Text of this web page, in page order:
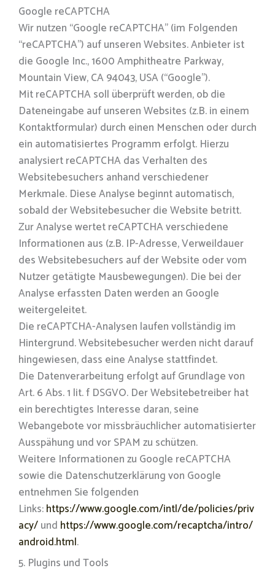
Google reCAPTCHA
Wir nutzen “Google reCAPTCHA” (im Folgenden
“reCAPTCHA”) auf unseren Websites. Anbieter ist
die Google Inc., 1600 Amphitheatre Parkway,
Mountain View, CA 94043, USA (“Google”).
Mit reCAPTCHA soll überprüft werden, ob die
Dateneingabe auf unseren Websites (z.B. in einem
Kontaktformular) durch einen Menschen oder durch
ein automatisiertes Programm erfolgt. Hierzu
analysiert reCAPTCHA das Verhalten des
Websitebesuchers anhand verschiedener
Merkmale. Diese Analyse beginnt automatisch,
sobald der Websitebesucher die Website betritt.
Zur Analyse wertet reCAPTCHA verschiedene
Informationen aus (z.B. IP-Adresse, Verweildauer
des Websitebesuchers auf der Website oder vom
Nutzer getätigte Mausbewegungen). Die bei der
Analyse erfassten Daten werden an Google
weitergeleitet.
Die reCAPTCHA-Analysen laufen vollständig im
Hintergrund. Websitebesucher werden nicht darauf
hingewiesen, dass eine Analyse stattfindet.
Die Datenverarbeitung erfolgt auf Grundlage von
Art. 6 Abs. 1 lit. f DSGVO. Der Websitebetreiber hat
ein berechtigtes Interesse daran, seine
Webangebote vor missbräuchlicher automatisierter
Ausspähung und vor SPAM zu schützen.
Weitere Informationen zu Google reCAPTCHA
sowie die Datenschutzerklärung von Google
entnehmen Sie folgenden
Links:https://www.google.com/intl/de/policies/priv
acy/und https://www.google.com/recaptcha/intro/
android.html.
5. Plugins und Tools